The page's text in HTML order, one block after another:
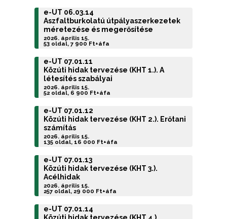
e-UT 06.03.14
Aszfaltburkolatú útpályaszerkezetek
méretezése és megerősítése
2026. április 15.
53 oldal, 7 900 Ft+áfa
e-UT 07.01.11
Közúti hidak tervezése (KHT 1.). A
létesítés szabályai
2026. április 15.
52 oldal, 6 900 Ft+áfa
e-UT 07.01.12
Közúti hidak tervezése (KHT 2.). Erőtani
számítás
2026. április 15.
135 oldal, 16 000 Ft+áfa
e-UT 07.01.13
Közúti hidak tervezése (KHT 3.).
Acélhidak
2026. április 15.
257 oldal, 29 000 Ft+áfa
e-UT 07.01.14